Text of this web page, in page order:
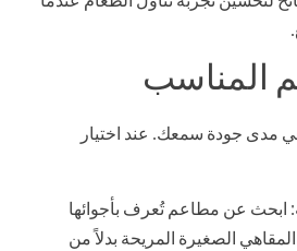
المناسب
في مدى جودة سمعك. عند اختيار
: ابحث عن مطاعم تُعرف بأجوائها
الصغيرة المريحة بدلاً من